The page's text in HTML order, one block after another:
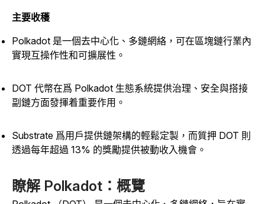
主要收穫
Polkadot 是一個去中心化、多鏈網絡，可在區塊鏈行業內
實現互操作性和可擴展性。
DOT 代幣在爲 Polkadot 生態系統提供治理、安全與搭接
副鏈方面發揮着重要作用。
Substrate 爲用戶提供鏈架構的輕鬆定製，而質押 DOT 則
透過每年超過 13% 的獎勵提供被動收入機會。
瞭解 Polkadot：概覽